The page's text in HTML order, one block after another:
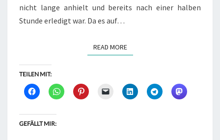
nicht lange anhielt und bereits nach einer halben
Stunde erledigt war. Da es auf…
READ MOREREAD MORE
TEILEN MIT:
GEFÄLLT MIR: